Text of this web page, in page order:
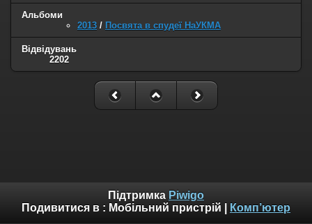
Альбоми
2013 / Посвята в спудеї НаУКМА
Відвідувань
2202
Підтримка Piwigo
Подивитися в : Мобільний пристрій Комп’ютер